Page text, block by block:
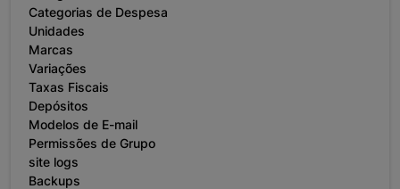
Categorias de Despesa
Unidades
Marcas
Variações
Taxas Fiscais
Depósitos
Modelos de E-mail
Permissões de Grupo
site logs
Backups